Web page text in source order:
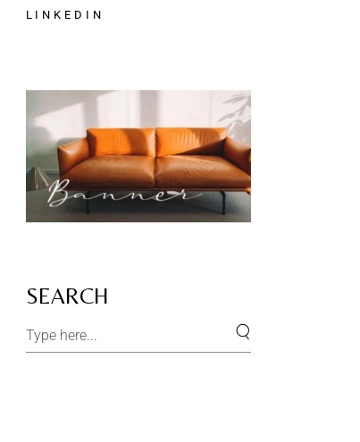
LINKEDIN
SEARCH